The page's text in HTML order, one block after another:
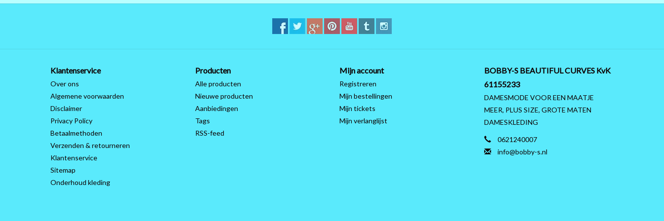
Klantenservice
Over ons
Algemene voorwaarden
Disclaimer
Privacy Policy
Betaalmethoden
Verzenden & retourneren
Klantenservice
Sitemap
Onderhoud kleding
Producten
Alle producten
Nieuwe producten
Aanbiedingen
Tags
RSS-feed
Mijn account
Registreren
Mijn bestellingen
Mijn tickets
Mijn verlanglijst
BOBBY-S BEAUTIFUL CURVES KvK
61155233
DAMESMODE VOOR EEN MAATJE
MEER, PLUS SIZE, GROTE MATEN
DAMESKLEDING
0621240007
info@bobby-s.nl